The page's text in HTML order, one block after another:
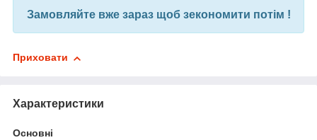
Замовляйте вже зараз щоб зекономити потім !
Приховати
Характеристики
Основні